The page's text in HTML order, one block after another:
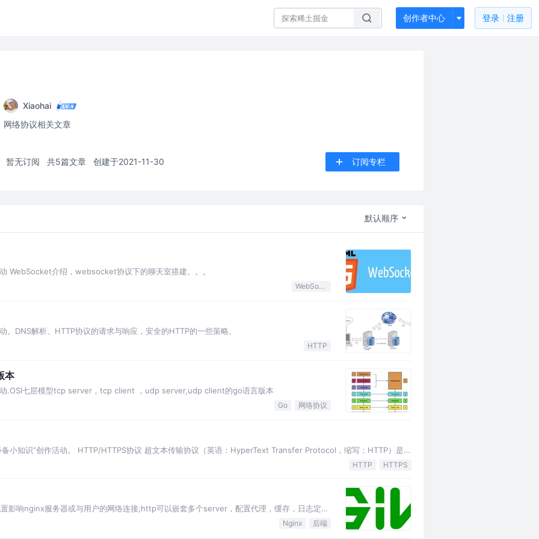
创作者中心 登录 注册
Xiaohai
网络协议相关文章
暂无订阅 共5篇文章 创建于2021-11-30 订阅专栏
默认顺序
WebSocket介绍，websocket协议下的聊天室搭建。。。
WebSocket
。DNS解析、HTTP协议的请求与响应，安全的HTTP的一些策略。
HTTP
本
动.OSI七层模型tcp server，tcp client ，udp server,udp client的go语言版本
Go 网络协议
小知识”创作活动。 HTTP/HTTPS协议 超文本传输协议（英语：HyperText Transfer Protocol，缩写：HTTP）是一
HTTP HTTPS
影响nginx服务器或与用户的网络连接;http可以嵌套多个server，配置代理，缓存，日志定义
Nginx 后端